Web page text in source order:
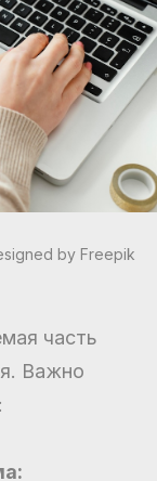
by Freepik
часть
Важно